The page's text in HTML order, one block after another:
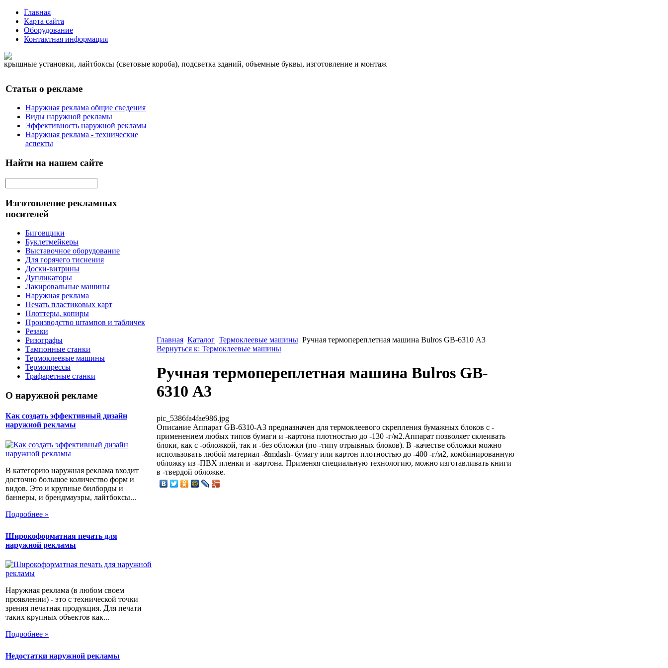
Главная
Карта сайта
Оборудование
Контактная информация
крышные установки, лайтбоксы (световые короба), подсветка зданий, объемные буквы, изготовление и монтаж
Статьи о рекламе
Наружная реклама общие сведения
Виды наружной рекламы
Эффективность наружной рекламы
Наружная реклама - технические
аспекты
Найти на нашем сайте
Изготовление рекламных
носителей
Биговщики
Буклетмейкеры
Выставочное оборудование
Для горячего тиснения
Доски-витрины
Дупликаторы
Лакировальные машины
Наружная реклама
Печать пластиковых карт
Плоттеры, копиры
Производство штампов и табличек
Резаки
Ризографы
Тампонные станки
Термоклеевые машины
Термопрессы
Трафаретные станки
О наружной рекламе
Как создать эффективный дизайн
наружной рекламы
В категорию наружная реклама входит
досточно большое количество форм и
видов. Это и крупные билборды и
баннеры, и брендмауэры, лайтбоксы...
Подробнее »
Широкоформатная печать для
наружной рекламы
Наружная реклама (в любом своем
проявлении) - это с технической точки
зрения печатная продукция. Для печати
таких крупных объектов как...
Подробнее »
Недостатки наружной рекламы
Главная Каталог Термоклеевые машины Ручная термопереплетная машина Bulros GB-6310 А3
Вернуться к: Термоклеевые машины
Ручная термопереплетная машина Bulros GB-
6310 А3
pic_5386fa4fae986.jpg
Описание Аппарат GB-6310-А3 предназначен для термоклеевого скрепления бумажных блоков с -
применением любых типов бумаги и -картона плотностью до -130 -г/м2.Аппарат позволяет склеивать
блоки, как с -обложкой, так и -без обложки (по -типу отрывных блоков). В -качестве обложки можно
использовать любой материал -&mdash- бумагу или картон плотностью до -400 -г/м2, комбинированную
обложку из -ПВХ пленки и -картона. Применяя специальную технологию, можно изготавливать книги
в -твердой обложке.